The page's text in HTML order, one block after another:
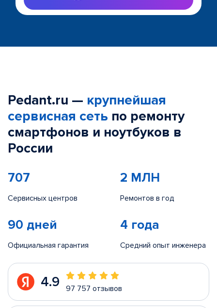
Pedant.ru — крупнейшая
сервисная сеть по ремонту
смартфонов и ноутбуков в
России
707
Сервисных центров
2 МЛН
Ремонтов в год
90 дней
Официальная гарантия
4 года
Средний опыт инженера
4.9 97 757 отзывов